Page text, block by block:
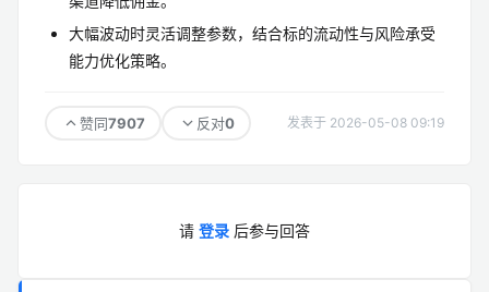
大幅波动时灵活调整参数，结合标的流动性与风险承受
能力优化策略。
赞同7907 反对0 发表于 2026-05-08 09:19
请 登录 后参与回答